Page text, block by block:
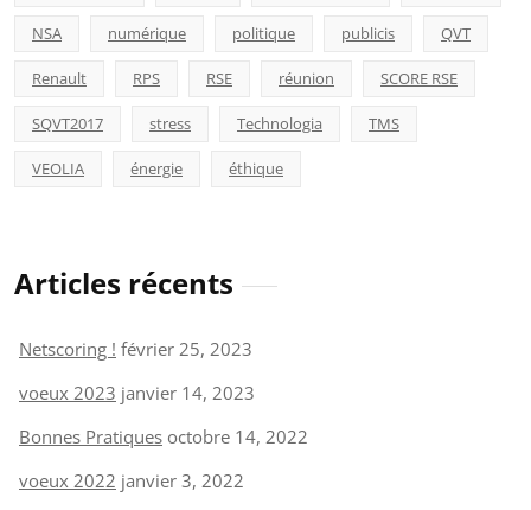
NSA numérique politique publicis QVT
Renault RPS RSE réunion SCORE RSE
SQVT2017 stress Technologia TMS
VEOLIA énergie éthique
Articles récents
Netscoring ! février 25, 2023
voeux 2023 janvier 14, 2023
Bonnes Pratiques octobre 14, 2022
voeux 2022 janvier 3, 2022